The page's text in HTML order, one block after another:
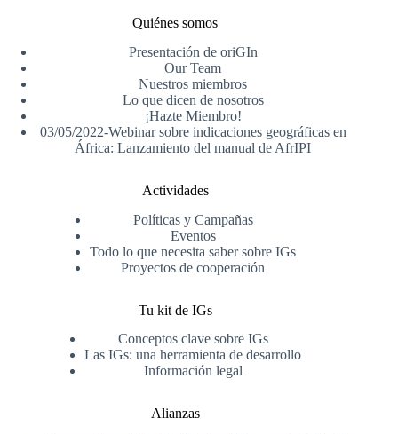
Quiénes somos
Presentación de oriGIn
Our Team
Nuestros miembros
Lo que dicen de nosotros
¡Hazte Miembro!
03/05/2022-Webinar sobre indicaciones geográficas en
África: Lanzamiento del manual de AfrIPI
Actividades
Políticas y Campañas
Eventos
Todo lo que necesita saber sobre IGs
Proyectos de cooperación
Tu kit de IGs
Conceptos clave sobre IGs
Las IGs: una herramienta de desarrollo
Información legal
Alianzas